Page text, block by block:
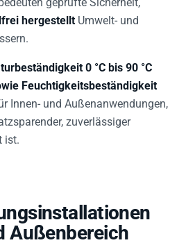
hergestellt Umwelt- und
0 °C bis 90 °C
Feuchtigkeitsbeständigkeit
Innen- und Außenanwendungen,
zuverlässiger
ist.
Außenbereich